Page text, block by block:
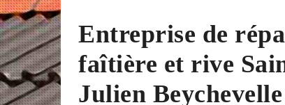
Entreprise de
faîtière et rive
Julien